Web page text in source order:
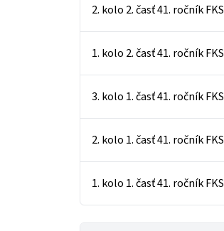
2. kolo 2. časť 41. ročník FKS
1. kolo 2. časť 41. ročník FKS
3. kolo 1. časť 41. ročník FKS
2. kolo 1. časť 41. ročník FKS
1. kolo 1. časť 41. ročník FKS